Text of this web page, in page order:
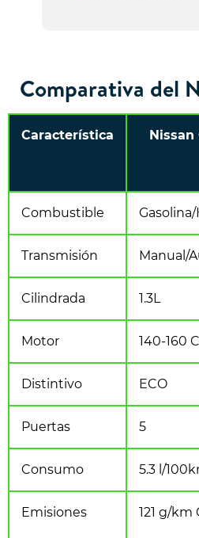
Comparativa del
Característica Nissan
Combustible
Transmisión Manual/
Cilindrada 1.3L
Motor 140-160
Distintivo ECO
Puertas 5
Consumo 5.3 l/
Emisiones 121 g/km